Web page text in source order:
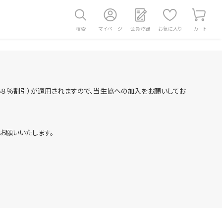
検索 マイページ 会員登録 お気に入り カート
％割引）が適用されますので、当生協への加入をお願いしてお
いいたします。